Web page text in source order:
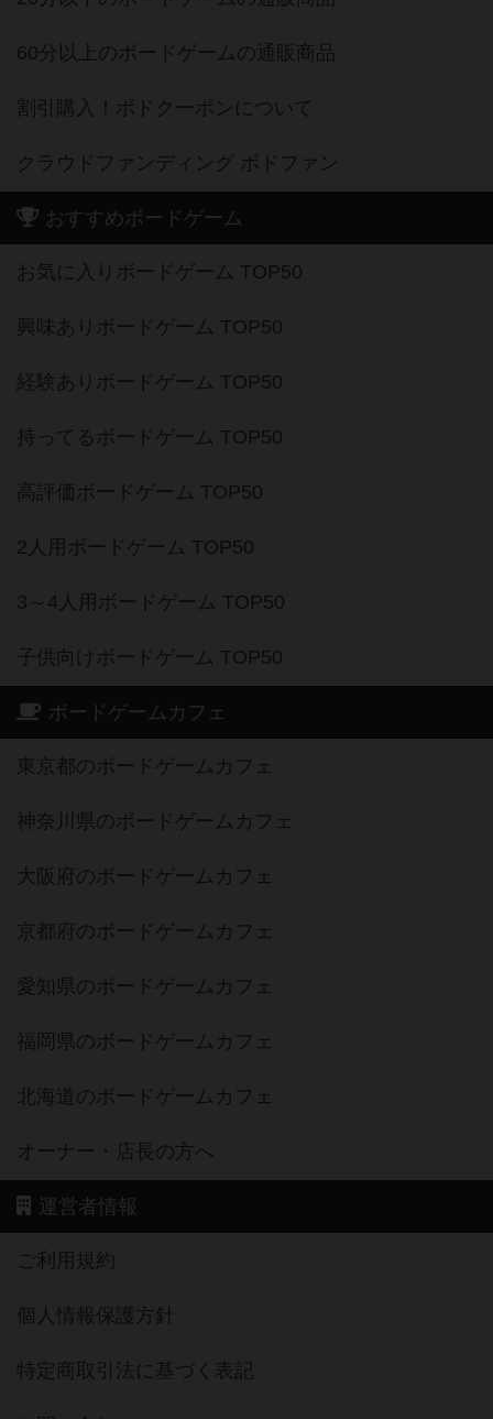
60分以上のボードゲームの通販商品
割引購入！ボドクーポンについて
クラウドファンディング ボドファン
おすすめボードゲーム
お気に入りボードゲーム TOP50
興味ありボードゲーム TOP50
経験ありボードゲーム TOP50
持ってるボードゲーム TOP50
高評価ボードゲーム TOP50
2人用ボードゲーム TOP50
3～4人用ボードゲーム TOP50
子供向けボードゲーム TOP50
ボードゲームカフェ
東京都のボードゲームカフェ
神奈川県のボードゲームカフェ
大阪府のボードゲームカフェ
京都府のボードゲームカフェ
愛知県のボードゲームカフェ
福岡県のボードゲームカフェ
北海道のボードゲームカフェ
オーナー・店長の方へ
運営者情報
ご利用規約
個人情報保護方針
特定商取引法に基づく表記